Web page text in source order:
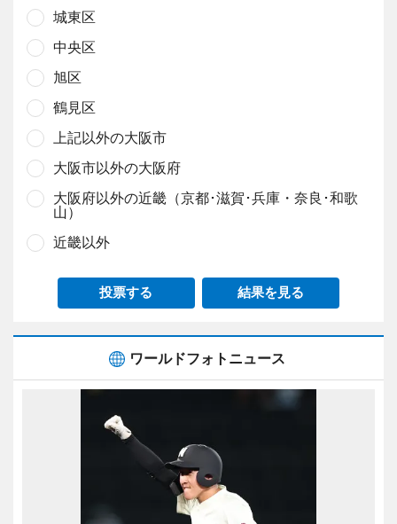
城東区
中央区
旭区
鶴見区
上記以外の大阪市
大阪市以外の大阪府
大阪府以外の近畿（京都･滋賀･兵庫・奈良･和歌
山）
近畿以外
投票する 結果を見る
ワールドフォトニュース